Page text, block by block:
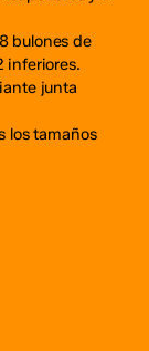
bulones de
inferiores.
junta
los tamaños